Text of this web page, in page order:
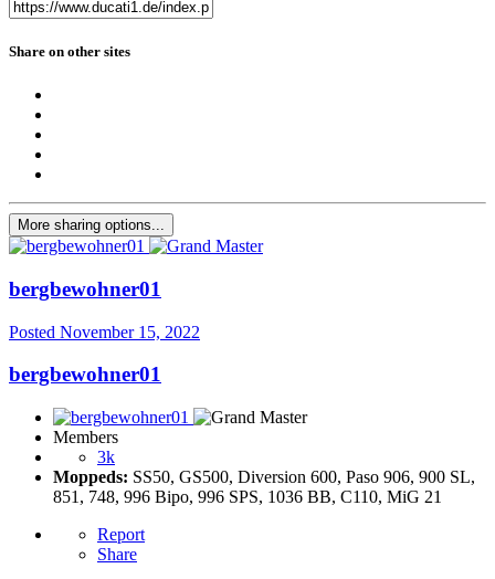
Share on other sites
More sharing options...
bergbewohner01
Posted November 15, 2022
bergbewohner01
Members
3k
Moppeds: SS50, GS500, Diversion 600, Paso 906, 900 SL,
851, 748, 996 Bipo, 996 SPS, 1036 BB, C110, MiG 21
Report
Share